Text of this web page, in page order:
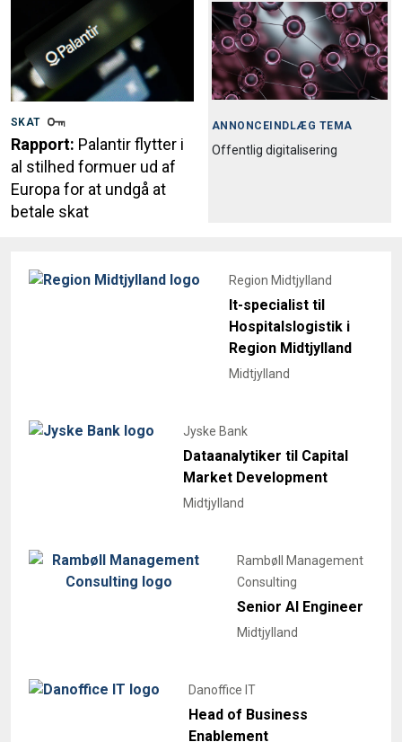
SKAT
Rapport: Palantir flytter i
al stilhed formuer ud af
Europa for at undgå at
betale skat
ANNONCEINDLÆG TEMA
Offentlig digitalisering
Region Midtjylland
It-specialist til
Hospitalslogistik i
Region Midtjylland
Midtjylland
Jyske Bank
Dataanalytiker til Capital
Market Development
Midtjylland
Rambøll Management
Consulting
Senior AI Engineer
Midtjylland
Danoffice IT
Head of Business
Enablement